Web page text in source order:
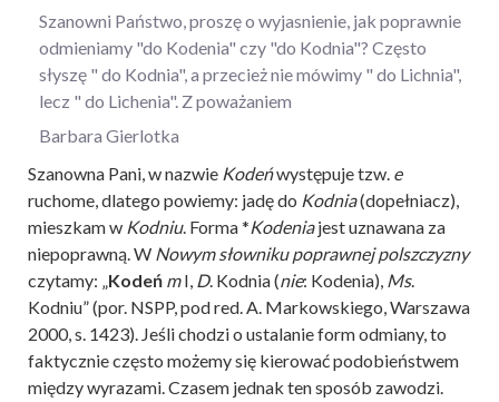
Szanowni Państwo, proszę o wyjasnienie, jak poprawnie
odmieniamy "do Kodenia" czy "do Kodnia"? Często
słyszę " do Kodnia", a przecież nie mówimy " do Lichnia",
lecz " do Lichenia". Z poważaniem
Barbara Gierlotka
Szanowna Pani, w nazwie Kodeńwystępuje tzw. e
ruchome, dlatego powiemy: jadę do Kodnia(dopełniacz),
mieszkam w Kodniu. Forma *Kodeniajest uznawana za
niepoprawną. W Nowym słowniku poprawnej polszczyzny
czytamy: „Kodeń mI, D. Kodnia (nie: Kodenia), Ms.
Kodniu” (por. NSPP, pod red. A. Markowskiego, Warszawa
2000, s. 1423). Jeśli chodzi o ustalanie form odmiany, to
faktycznie często możemy się kierować podobieństwem
między wyrazami. Czasem jednak ten sposób zawodzi.